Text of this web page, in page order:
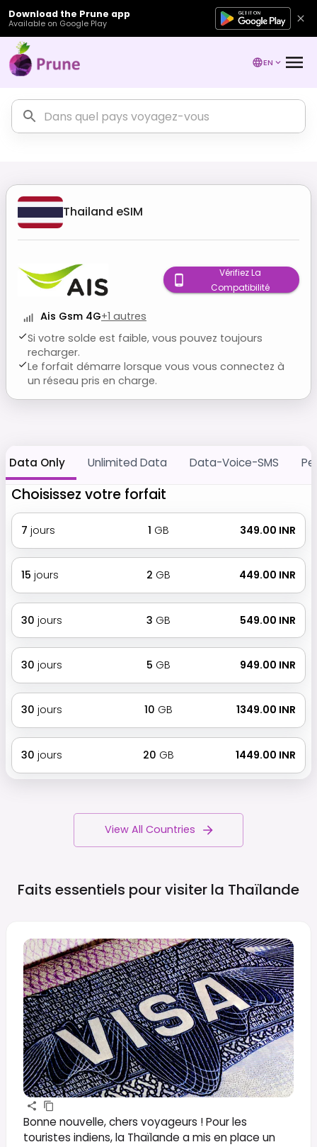
Download the Prune app
Available on Google Play
EN
Thailand eSIM
Ais Gsm 4G+1 autres
Si votre solde est faible, vous pouvez toujours
recharger.
Le forfait démarre lorsque vous vous connectez à
un réseau pris en charge.
Vérifiez La
Compatibilité
Data Only Unlimited Data Data-Voice-SMS
Choisissez votre forfait
7 jours 1 GB ₹ 349.00 INR
15 jours 2 GB ₹ 449.00 INR
30 jours 3 GB ₹ 549.00 INR
30 jours 5 GB ₹ 949.00 INR
30 jours 10 GB ₹ 1349.00 INR
30 jours 20 GB ₹ 1449.00 INR
View All Countries
Faits essentiels pour visiter la Thaïlande
Bonne nouvelle, chers voyageurs ! Pour les
touristes indiens, la Thaïlande a mis en place un